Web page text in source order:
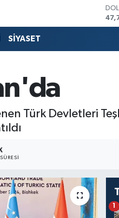
SİYASET
Türk Devletleri
1